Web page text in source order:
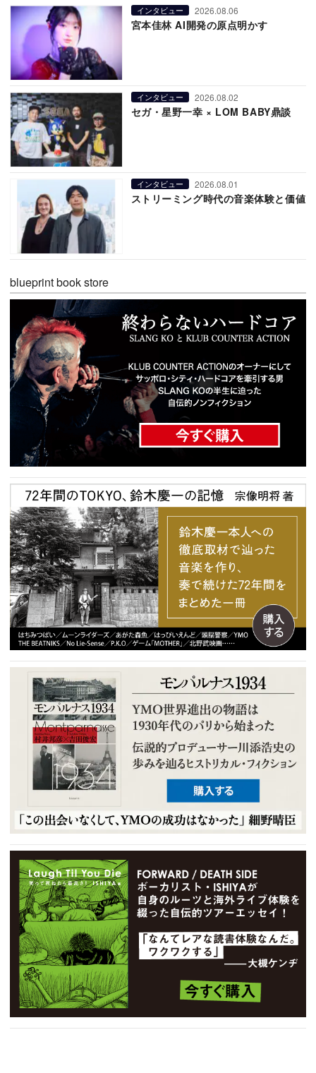
インタビュー 2026.08.06
宮本佳林 AI開発の原点明かす
インタビュー 2026.08.02
セガ・星野一幸 × LOM BABY鼎談
インタビュー 2026.08.01
ストリーミング時代の音楽体験と価値
blueprint book store